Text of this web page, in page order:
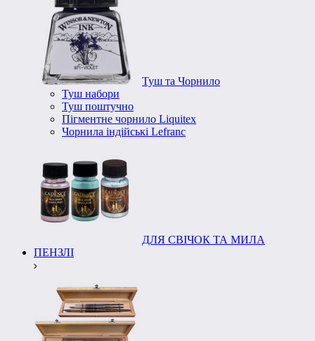
Туш та Чорнило
Туш набори
Туш поштучно
Пігментне чорнило Liquitex
Чорнила індійські Lefranc
ДЛЯ СВІЧОК ТА МИЛА
ПЕНЗЛІ